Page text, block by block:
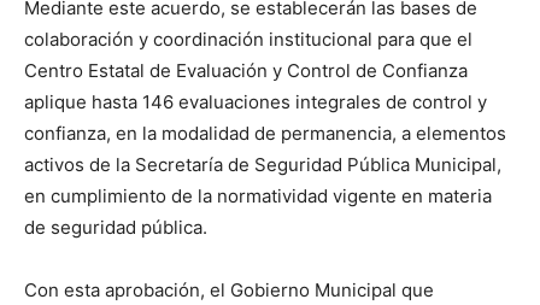
Mediante este acuerdo, se establecerán las bases de
colaboración y coordinación institucional para que el
Centro Estatal de Evaluación y Control de Confianza
aplique hasta 146 evaluaciones integrales de control y
confianza, en la modalidad de permanencia, a elementos
activos de la Secretaría de Seguridad Pública Municipal,
en cumplimiento de la normatividad vigente en materia
de seguridad pública.
Con esta aprobación, el Gobierno Municipal que